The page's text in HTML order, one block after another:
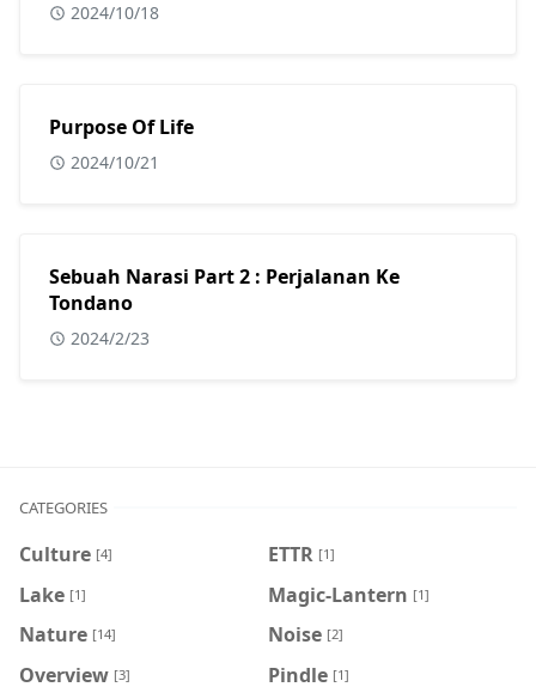
2024/10/18
Purpose Of Life
2024/10/21
Sebuah Narasi Part 2 : Perjalanan Ke
Tondano
2024/2/23
CATEGORIES
Culture [4] ETTR [1]
Lake [1] Magic-Lantern [1]
Nature [14] Noise [2]
Overview [3] Pindle [1]